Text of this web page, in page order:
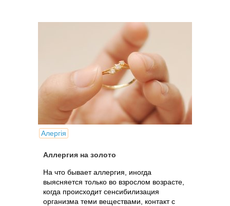
Алергія
Аллергия на золото
На что бывает аллергия, иногда
выясняется только во взрослом возрасте,
когда происходит сенсибилизация
организма теми веществами, контакт с